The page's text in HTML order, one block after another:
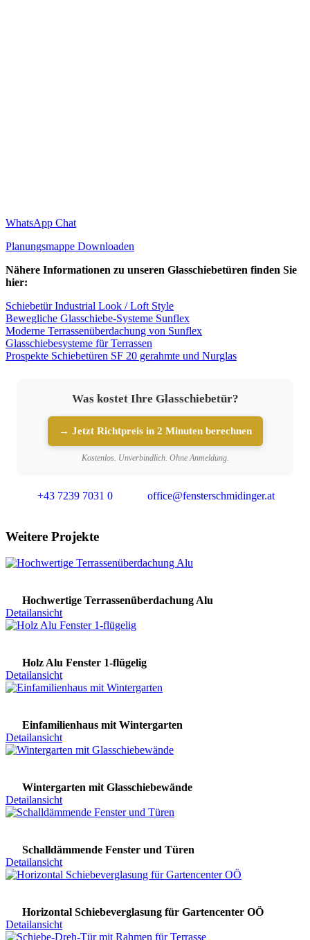
WhatsApp Chat
Planungsmappe Downloaden
Nähere Informationen zu unseren Glasschiebetüren finden Sie
hier:
Schiebetür Industrial Look / Loft Style
Bewegliche Glasschiebe-Systeme Sunflex
Moderne Terrassenüberdachung von Sunflex
Glasschiebesysteme für Terrassen
Prospekte Schiebetüren SF 20 gerahmte und Nurglas
Was kostet Ihre Glasschiebetür?
→ Jetzt Richtpreis in 2 Minuten berechnen
Kostenlos. Unverbindlich. Ohne Anmeldung.
+43 7239 7031 0 office@fensterschmidinger.at
Weitere Projekte
Hochwertige Terrassenüberdachung Alu
Detailansicht
Holz Alu Fenster 1-flügelig
Detailansicht
Einfamilienhaus mit Wintergarten
Detailansicht
Wintergarten mit Glasschiebewände
Detailansicht
Schalldämmende Fenster und Türen
Detailansicht
Horizontal Schiebeverglasung für Gartencenter OÖ
Detailansicht